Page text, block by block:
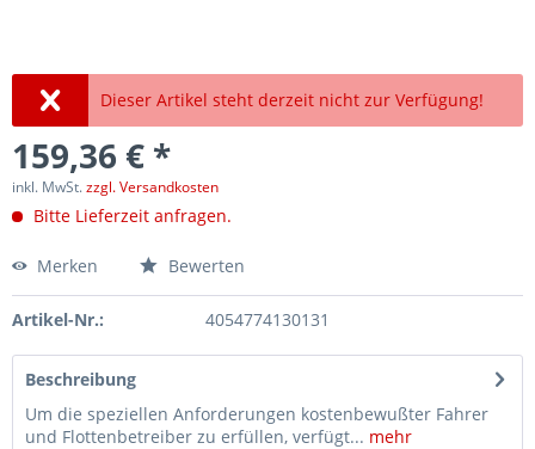
Dieser Artikel steht derzeit nicht zur Verfügung!
159,36 € *
inkl. MwSt.zzgl. Versandkosten
Bitte Lieferzeit anfragen.
Merken Bewerten
Artikel-Nr.: 4054774130131
Beschreibung
Um die speziellen Anforderungen kostenbewußter Fahrer
und Flottenbetreiber zu erfüllen, verfügt... mehr